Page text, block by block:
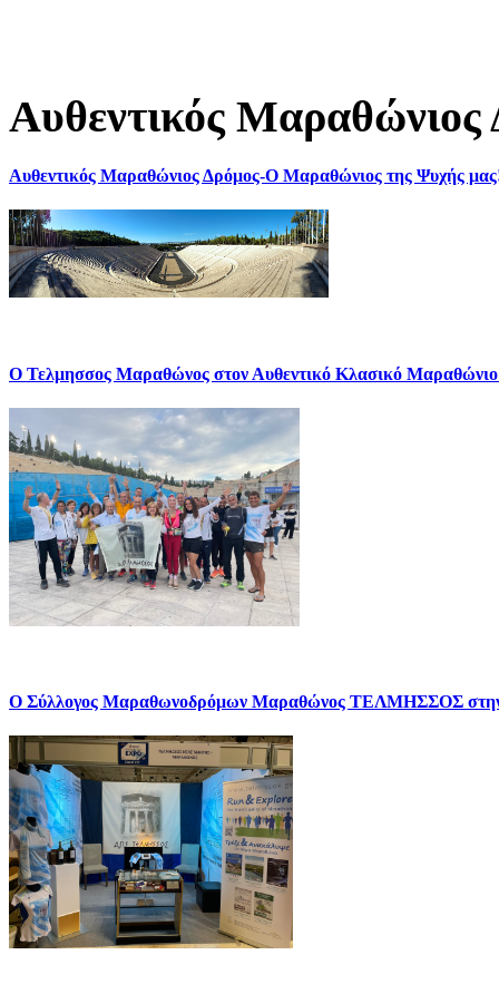
Αυθεντικός Μαραθώνιος
Αυθεντικός Μαραθώνιος Δρόμος-Ο Μαραθώνιος της Ψυχής
Ο Τελμησσος Μαραθώνος στον Αυθεντικό Κλασικό
Ο Σύλλογος Μαραθωνοδρόμων Μαραθώνος ΤΕΛΜΗΣΣΟΣ